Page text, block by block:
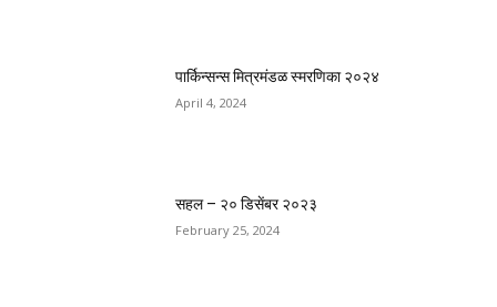
पार्किन्सन्स मित्रमंडळ स्मरणिका २०२४
April 4, 2024
सहल – २० डिसेंबर २०२३
February 25, 2024